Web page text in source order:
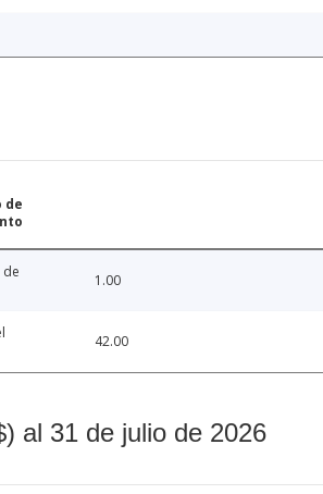
de
1.00
42.00
al 31 de julio de 2026